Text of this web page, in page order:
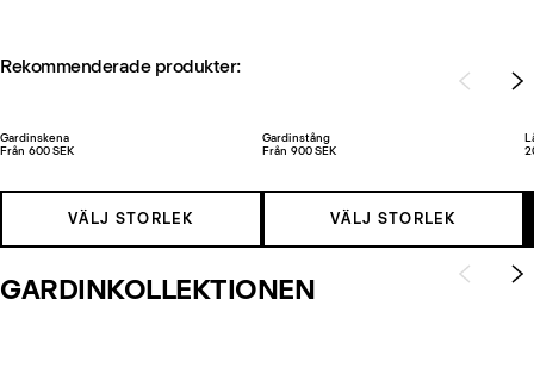
Rekommenderade produkter:
Gardinskena
Från 600 SEK
VÄLJ STORLEK
Gardinstång
Från 900 SEK
VÄLJ STORLEK
GARDINKOLLEKTIONEN